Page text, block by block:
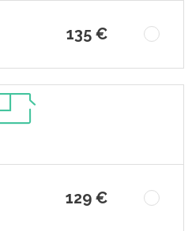
135 €
129 €